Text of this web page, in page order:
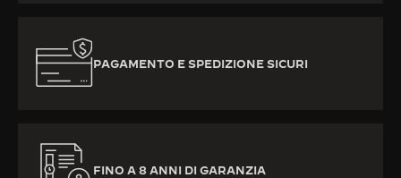
PAGAMENTO E SPEDIZIONE SICURI
FINO A 8 ANNI DI GARANZIA